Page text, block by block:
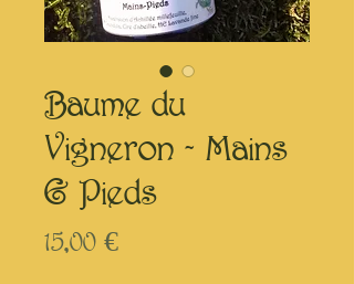
Baume du
Vigneron - Mains
& Pieds
15,00 €Prix